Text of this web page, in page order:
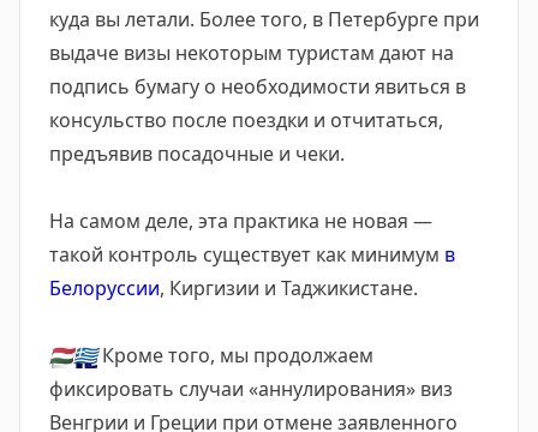
куда вы летали. Более того, в Петербурге при
выдаче визы некоторым туристам дают на
подпись бумагу о необходимости явиться в
консульство после поездки и отчитаться,
предъявив посадочные и чеки.
На самом деле, эта практика не новая —
такой контроль существует как минимум в
Белоруссии, Киргизии и Таджикистане.
🇭🇺🇬🇷Кроме того, мы продолжаем
фиксировать случаи «аннулирования» виз
Венгрии и Греции при отмене заявленного